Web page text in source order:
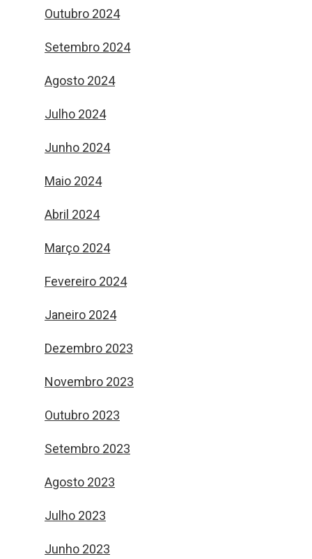
Outubro 2024
Setembro 2024
Agosto 2024
Julho 2024
Junho 2024
Maio 2024
Abril 2024
Março 2024
Fevereiro 2024
Janeiro 2024
Dezembro 2023
Novembro 2023
Outubro 2023
Setembro 2023
Agosto 2023
Julho 2023
Junho 2023